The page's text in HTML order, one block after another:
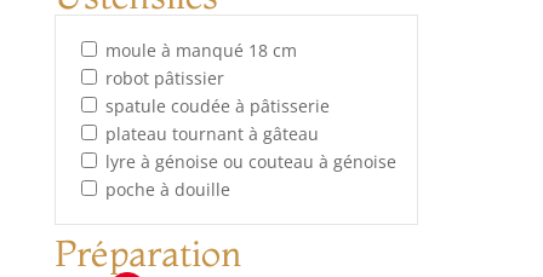
moule à manqué 18 cm
robot pâtissier
spatule coudée à pâtisserie
plateau tournant à gâteau
lyre à génoise ou couteau à génoise
poche à douille
Préparation